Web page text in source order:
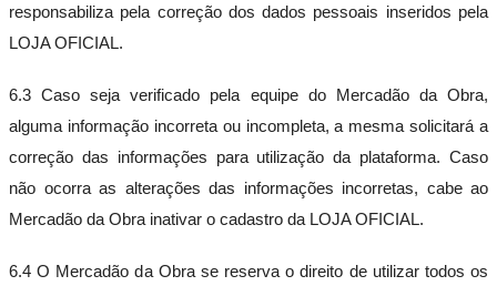
responsabiliza pela correção dos dados pessoais inseridos pela
LOJA OFICIAL.
6.3 Caso seja verificado pela equipe do Mercadão da Obra,
alguma informação incorreta ou incompleta, a mesma solicitará a
correção das informações para utilização da plataforma. Caso
não ocorra as alterações das informações incorretas, cabe ao
Mercadão da Obra inativar o cadastro da LOJA OFICIAL.
6.4 O Mercadão da Obra se reserva o direito de utilizar todos os